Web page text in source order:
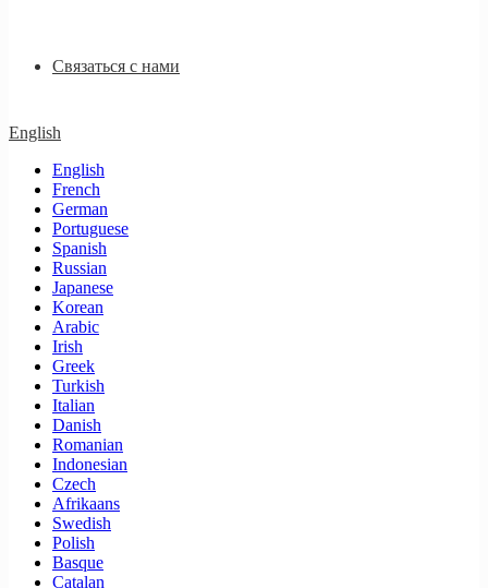
Связаться с нами
English
English
French
German
Portuguese
Spanish
Russian
Japanese
Korean
Arabic
Irish
Greek
Turkish
Italian
Danish
Romanian
Indonesian
Czech
Afrikaans
Swedish
Polish
Basque
Catalan